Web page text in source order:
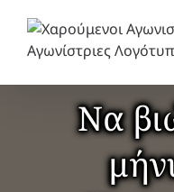
περιεχόμενο
Να